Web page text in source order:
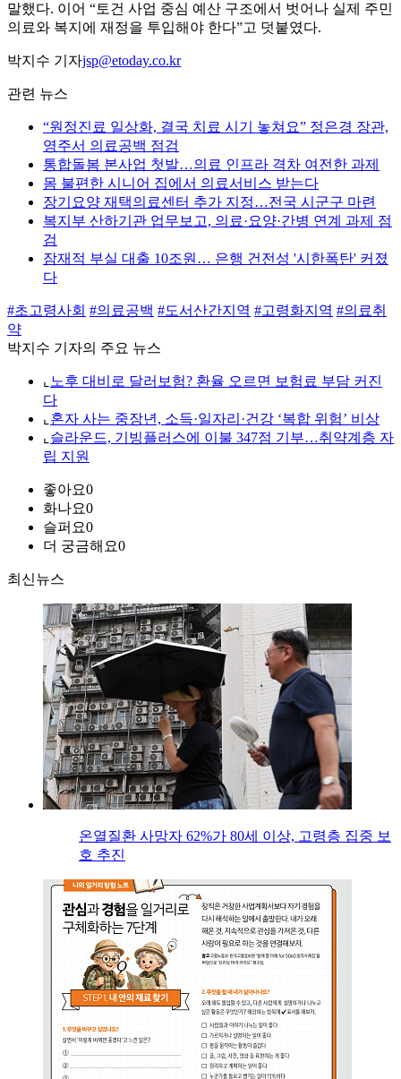
말했다. 이어 “토건 사업 중심 예산 구조에서 벗어나 실제 주민
의료와 복지에 재정을 투입해야 한다”고 덧붙였다.
박지수 기자jsp@etoday.co.kr
관련 뉴스
“원정진료 일상화, 결국 치료 시기 놓쳐요” 정은경 장관,
영주서 의료공백 점검
통합돌봄 본사업 첫발…의료 인프라 격차 여전한 과제
몸 불편한 시니어 집에서 의료서비스 받는다
장기요양 재택의료센터 추가 지정…전국 시군구 마련
복지부 산하기관 업무보고, 의료·요양·간병 연계 과제 점
검
잠재적 부실 대출 10조원… 은행 건전성 '시한폭탄' 커졌
다
#초고령사회 #의료공백 #도서산간지역 #고령화지역 #의료취
약
박지수 기자의 주요 뉴스
⌞ 노후 대비로 달러보험? 환율 오르면 보험료 부담 커진
다
⌞ 혼자 사는 중장년, 소득·일자리·건강 ‘복합 위험’ 비상
⌞ 슬라운드, 기빙플러스에 이불 347점 기부…취약계층 자
립 지원
좋아요0
화나요0
슬퍼요0
더 궁금해요0
최신뉴스
온열질환 사망자 62%가 80세 이상, 고령층 집중 보
호 추진